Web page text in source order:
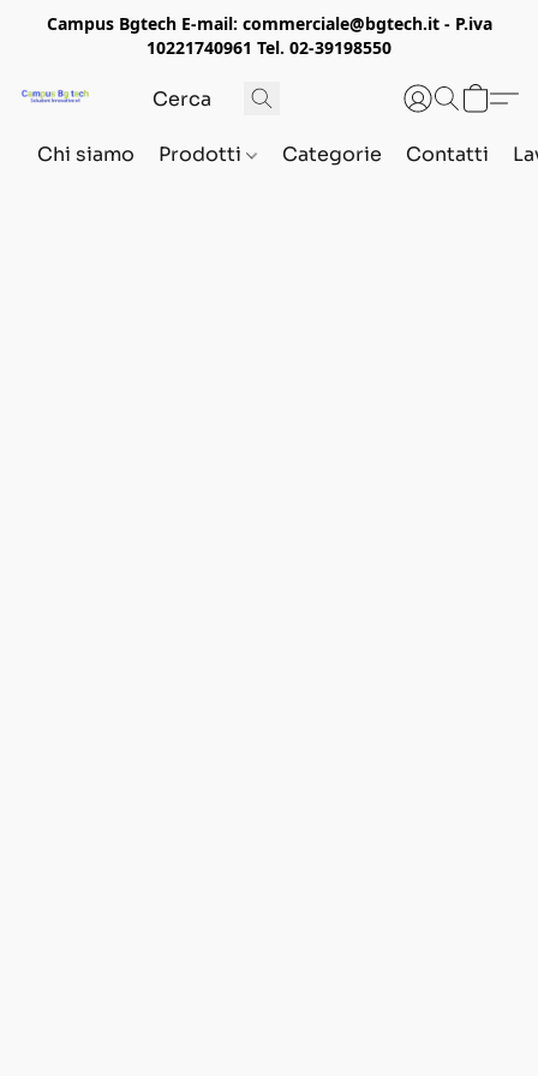
Campus Bgtech E-mail: commerciale@bgtech.it - P.iva
10221740961 Tel. 02-39198550
Chi siamo Prodotti Categorie Contatti